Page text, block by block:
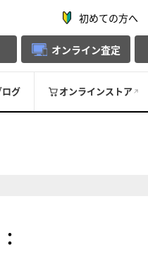
初めての方へ
オンライン査定
ログ オンラインストア